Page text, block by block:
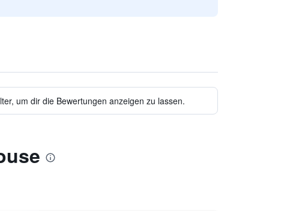
um dir die Bewertungen anzeigen zu lassen.